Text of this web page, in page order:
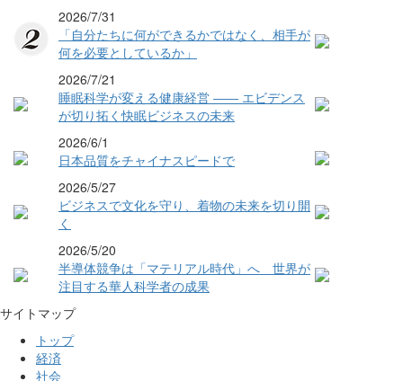
2026/7/31
「自分たちに何ができるかではなく、相手が
何を必要としているか」
2026/7/21
睡眠科学が変える健康経営 ―― エビデンス
が切り拓く快眠ビジネスの未来
2026/6/1
日本品質をチャイナスピードで
2026/5/27
ビジネスで文化を守り、着物の未来を切り開
く
2026/5/20
半導体競争は「マテリアル時代」へ 世界が
注目する華人科学者の成果
サイトマップ
トップ
経済
社会